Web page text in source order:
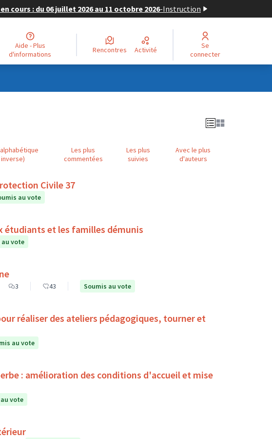
: du 06 juillet 2026 au 11 octobre 2026-Instruction
Aide - Plus
d'informations
Rencontres Activité
Se
connecter
inverse)
Les plus
commentées
Les plus
suivies
Avec le plus
d'auteurs
Civile 37
au vote
et les familles démunis
au vote
3 43 Soumis au vote
réaliser des ateliers pédagogiques, tourner et
au vote
: amélioration des conditions d'accueil et mise
vote